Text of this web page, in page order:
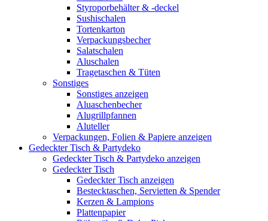
Styroporbehälter & -deckel
Sushischalen
Tortenkarton
Verpackungsbecher
Salatschalen
Aluschalen
Tragetaschen & Tüten
Sonstiges
Sonstiges anzeigen
Aluaschenbecher
Alugrillpfannen
Aluteller
Verpackungen, Folien & Papiere anzeigen
Gedeckter Tisch & Partydeko
Gedeckter Tisch & Partydeko anzeigen
Gedeckter Tisch
Gedeckter Tisch anzeigen
Bestecktaschen, Servietten & Spender
Kerzen & Lampions
Plattenpapier